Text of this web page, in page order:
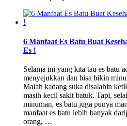
6 Manfaat Es Batu Buat
Es !
Selama ini yang kita tau es batu
menyejukkan dan bisa bikin
Malah kadang suka disalahin
masih kecil sakit batuk. Tapi,
minuman, es batu juga punya
manfaat es batu lebih banyak
orang, …